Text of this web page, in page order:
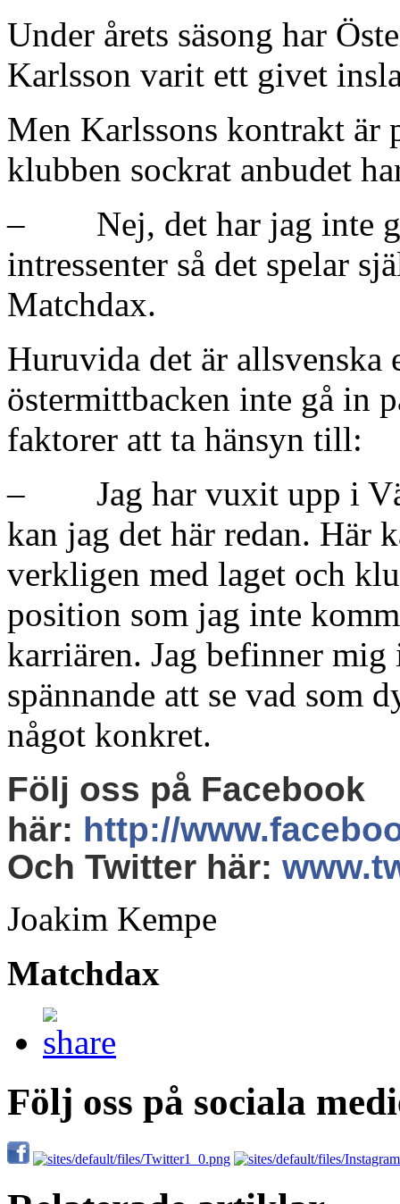
Under årets säsong har
Karlsson varit ett givet
Men Karlssons kontrakt är
klubben sockrat anbudet
– Nej, det har jag inte
intressenter så det spelar
Matchdax.
Huruvida det är
östermittbacken inte gå in
faktorer att ta hänsyn till:
– Jag har vuxit upp i
kan jag det här redan. Här
verkligen med laget och
position som jag inte
karriären. Jag befinner
spännande att se vad som
något konkret.
Följ oss på Facebook
här: http://
Och Twitter här:
Joakim Kempe
Matchdax
Följ oss på sociala